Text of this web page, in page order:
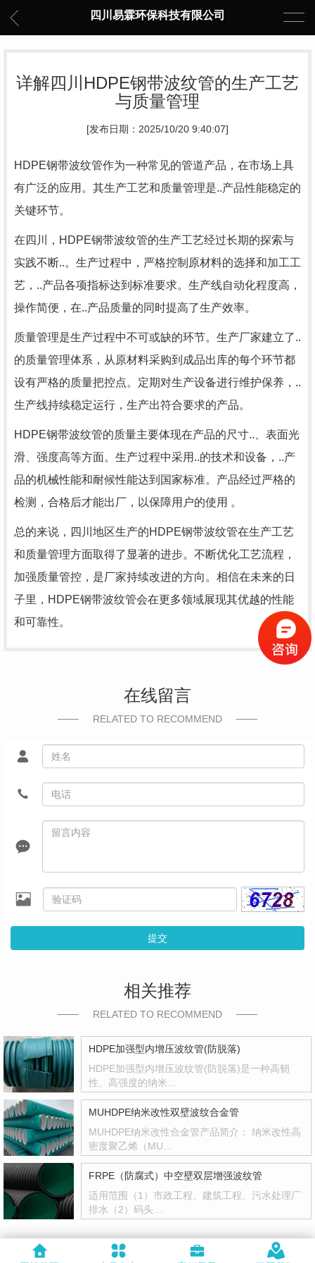
四川易霖环保科技有限公司
详解四川HDPE钢带波纹管的生产工艺
与质量管理
[发布日期：2025/10/20 9:40:07]
HDPE钢带波纹管作为一种常见的管道产品，在市场上具
有广泛的应用。其生产工艺和质量管理是..产品性能稳定的
关键环节。
在四川，HDPE钢带波纹管的生产工艺经过长期的探索与
实践不断..。生产过程中，严格控制原材料的选择和加工工
艺，..产品各项指标达到标准要求。生产线自动化程度高，
操作简便，在..产品质量的同时提高了生产效率。
质量管理是生产过程中不可或缺的环节。生产厂家建立了..
的质量管理体系，从原材料采购到成品出库的每个环节都
设有严格的质量把控点。定期对生产设备进行维护保养，..
生产线持续稳定运行，生产出符合要求的产品。
HDPE钢带波纹管的质量主要体现在产品的尺寸..、表面光
滑、强度高等方面。生产过程中采用..的技术和设备，..产
品的机械性能和耐候性能达到国家标准。产品经过严格的
检测，合格后才能出厂，以保障用户的使用 。
总的来说，四川地区生产的HDPE钢带波纹管在生产工艺
和质量管理方面取得了显著的进步。不断优化工艺流程，
加强质量管控，是厂家持续改进的方向。相信在未来的日
子里，HDPE钢带波纹管会在更多领域展现其优越的性能
和可靠性。
在线留言
RELATED TO RECOMMEND
提交
相关推荐
RELATED TO RECOMMEND
HDPE加强型内增压波纹管(防脱落)
HDPE加强型内增压波纹管(防脱落)是一种高韧
性、高强度的纳米…
MUHDPE纳米改性双壁波纹合金管
MUHDPE纳米改性合金管产品简介： 纳米改性高
密度聚乙烯（MU…
FRPE（防腐式）中空壁双层增强波纹管
适用范围（1）市政工程、建筑工程、污水处理厂
排水（2）码头…